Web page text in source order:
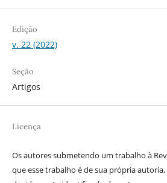
Edição
v. 22 (2022)
Seção
Artigos
Licença
Os autores submetendo um trabalho à
que esse trabalho é de sua própria